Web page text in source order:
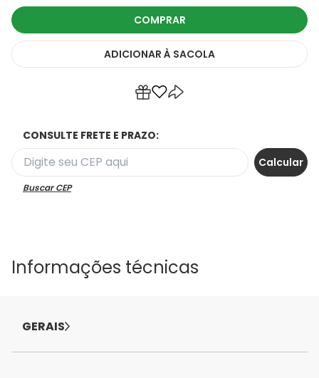
COMPRAR
ADICIONAR À SACOLA
CONSULTE FRETE E PRAZO:
Buscar CEP
Informações técnicas
GERAIS